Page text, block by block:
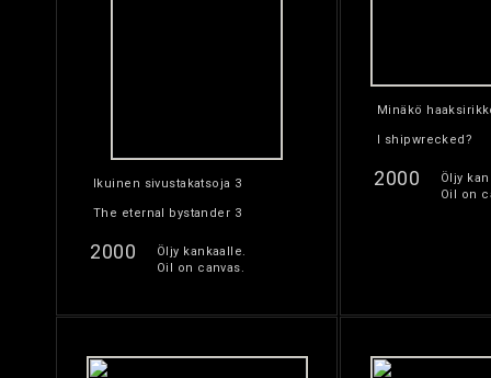
Ikuinen sivustakatsoja 3
The eternal bystander 3
2000
Öljy kankaalle.
Oil on canvas.
Minäkö
I shipwrecked?
2000
Öljy
Oil on